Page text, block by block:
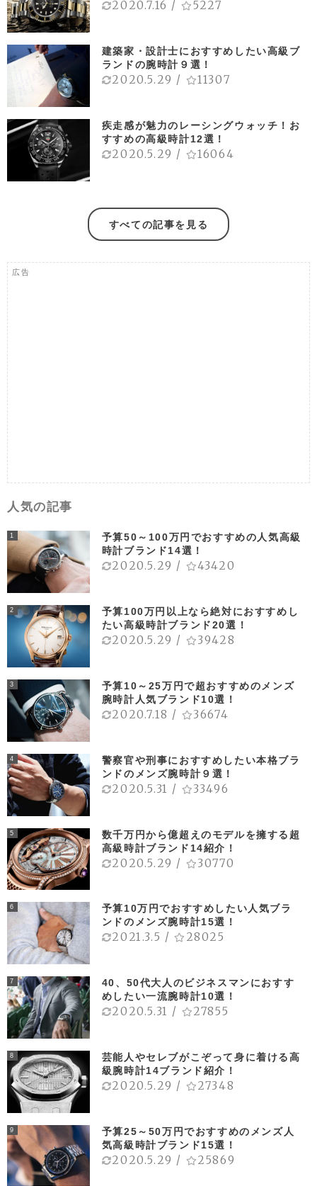
2020.7.16 / 5227
建築家・設計士におすすめしたい高級ブ
ランドの腕時計９選！
2020.5.29 / 11307
疾走感が魅力のレーシングウォッチ！お
すすめの高級時計12選！
2020.5.29 / 16064
すべての記事を見る
広告
人気の記事
1
予算50～100万円でおすすめの人気高級
時計ブランド14選！
2020.5.29 / 43420
2
予算100万円以上なら絶対におすすめし
たい高級時計ブランド20選！
2020.5.29 / 39428
3
予算10～25万円で超おすすめのメンズ
腕時計人気ブランド10選！
2020.7.18 / 36674
4
警察官や刑事におすすめしたい本格ブラ
ンドのメンズ腕時計９選！
2020.5.31 / 33496
5
数千万円から億超えのモデルを擁する超
高級時計ブランド14紹介！
2020.5.29 / 30770
6
予算10万円でおすすめしたい人気ブラ
ンドのメンズ腕時計15選！
2021.3.5 / 28025
7
40、50代大人のビジネスマンにおすす
めしたい一流腕時計10選！
2020.5.31 / 27855
8
芸能人やセレブがこぞって身に着ける高
級腕時計14ブランド紹介！
2020.5.29 / 27348
9
予算25～50万円でおすすめのメンズ人
気高級時計ブランド15選！
2020.5.29 / 25869